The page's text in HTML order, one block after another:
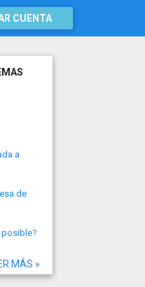
CUENTA
a
de
posible?
MÁS »